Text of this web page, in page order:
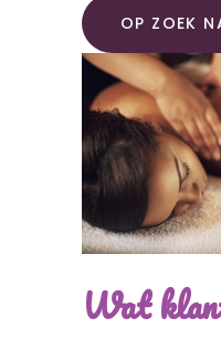
OP ZOEK
Wat